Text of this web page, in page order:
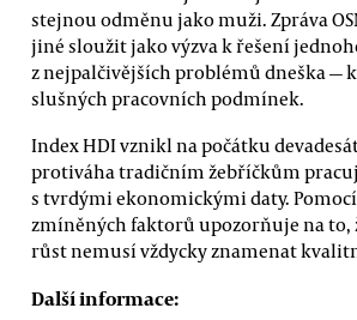
stejnou odměnu jako muži. Zpráva
jiné sloužit jako výzva k řešení
z nejpalčivějších problémů dneška —
slušných pracovních podmínek.
Index HDI vznikl na počátku
protiváha tradičním žebříčkům
s tvrdými ekonomickými daty.
zmíněných faktorů upozorňuje na to,
růst nemusí vždycky znamenat
Další informace: